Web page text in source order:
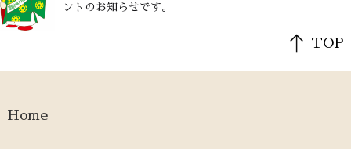
ントのお知らせです。
TOP
Home